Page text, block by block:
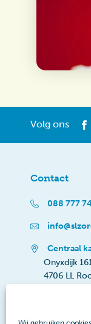
Volg ons
Contact
088 777
Centraal
Onyxdijk
4706 LL